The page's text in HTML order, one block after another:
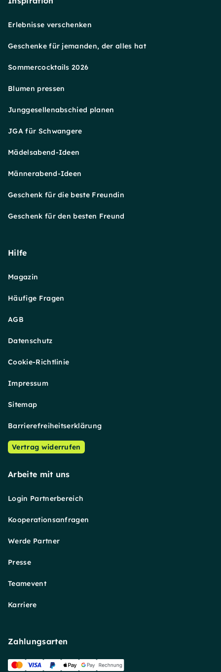
Erlebnisse verschenken
Geschenke für jemanden, der alles hat
Sommercocktails 2026
Blumen pressen
Junggesellenabschied planen
JGA für Schwangere
Mädelsabend-Ideen
Männerabend-Ideen
Geschenk für die beste Freundin
Geschenk für den besten Freund
Hilfe
Magazin
Häufige Fragen
AGB
Datenschutz
Cookie-Richtlinie
Impressum
Sitemap
Barrierefreiheitserklärung
Vertrag widerrufen
Arbeite mit uns
Login Partnerbereich
Kooperationsanfragen
Werde Partner
Presse
Teamevent
Karriere
Zahlungsarten